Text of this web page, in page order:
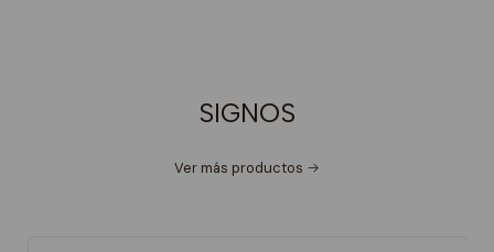
SIGNOS
Ver más productos